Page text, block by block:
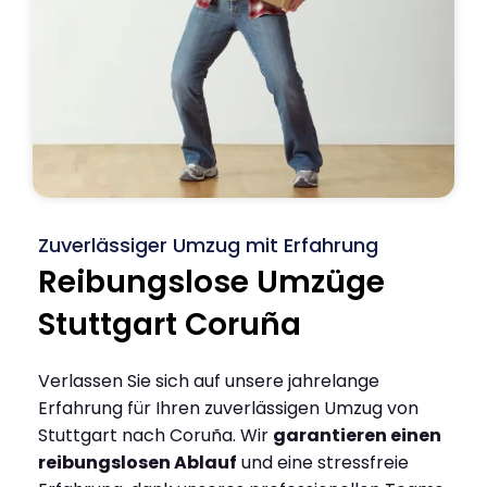
Zuverlässiger Umzug mit Erfahrung
Reibungslose Umzüge
Stuttgart Coruña
Verlassen Sie sich auf unsere jahrelange
Erfahrung für Ihren zuverlässigen Umzug von
Stuttgart nach Coruña. Wir garantieren einen
reibungslosen Ablauf und eine stressfreie